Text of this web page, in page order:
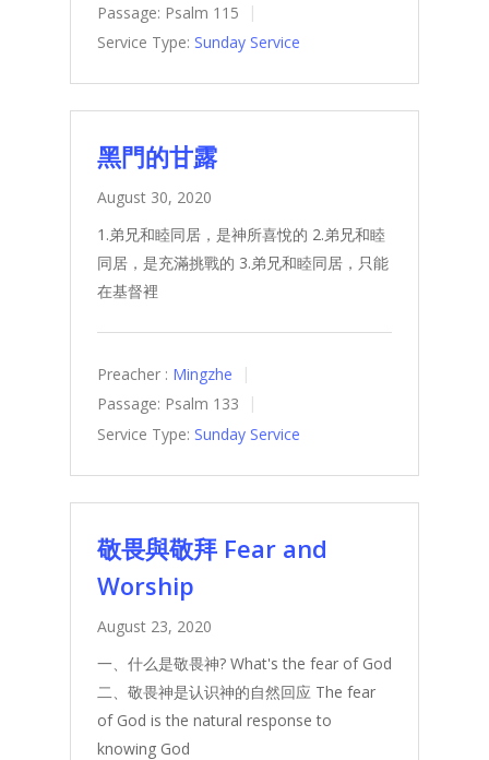
Passage: Psalm 115
Service Type: Sunday Service
黑門的甘露
August 30, 2020
1.弟兄和睦同居，是神所喜悅的 2.弟兄和睦
同居，是充滿挑戰的 3.弟兄和睦同居，只能
在基督裡
Preacher : Mingzhe
Passage: Psalm 133
Service Type: Sunday Service
敬畏與敬拜 Fear and
Worship
August 23, 2020
一、什么是敬畏神? What's the fear of God
二、敬畏神是认识神的自然回应 The fear
of God is the natural response to
knowing God